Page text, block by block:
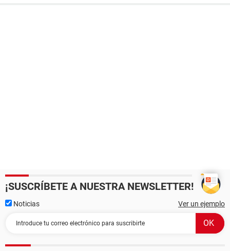
¡SUSCRÍBETE A NUESTRA NEWSLETTER!
Noticias Ver un ejemplo